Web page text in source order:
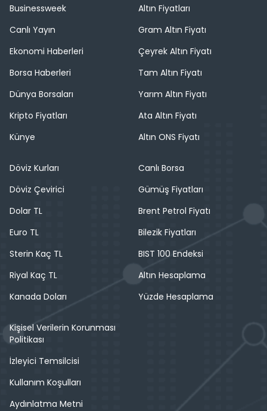
Businessweek
Canlı Yayın
Ekonomi Haberleri
Borsa Haberleri
Dünya Borsaları
Kripto Fiyatları
Künye
Altın Fiyatları
Gram Altın Fiyatı
Çeyrek Altın Fiyatı
Tam Altın Fiyatı
Yarım Altın Fiyatı
Ata Altın Fiyatı
Altın ONS Fiyatı
Döviz Kurları
Döviz Çevirici
Dolar TL
Euro TL
Sterin Kaç TL
Riyal Kaç TL
Kanada Doları
Canlı Borsa
Gümüş Fiyatları
Brent Petrol Fiyatı
Bilezik Fiyatları
BIST 100 Endeksi
Altın Hesaplama
Yüzde Hesaplama
Kişisel Verilerin Korunması
Politikası
İzleyici Temsilcisi
Kullanım Koşulları
Aydınlatma Metni